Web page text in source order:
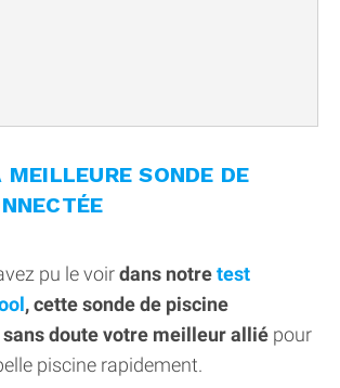
SONDE DE
pu le voirdans notretest
, cette sonde de piscine
doute votre meilleur allié pour
piscine rapidement.